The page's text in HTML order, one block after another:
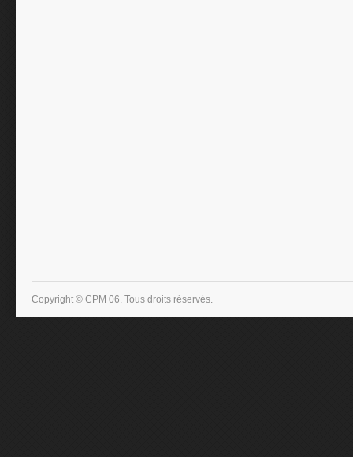
Copyright © CPM 06. Tous droits réservés.